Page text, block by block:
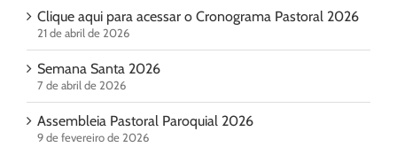
Clique aqui para acessar o Cronograma Pastoral 2026
21 de abril de 2026
Semana Santa 2026
7 de abril de 2026
Assembleia Pastoral Paroquial 2026
9 de fevereiro de 2026